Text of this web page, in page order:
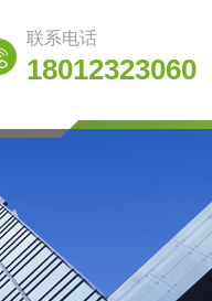
联系电话
18012323060